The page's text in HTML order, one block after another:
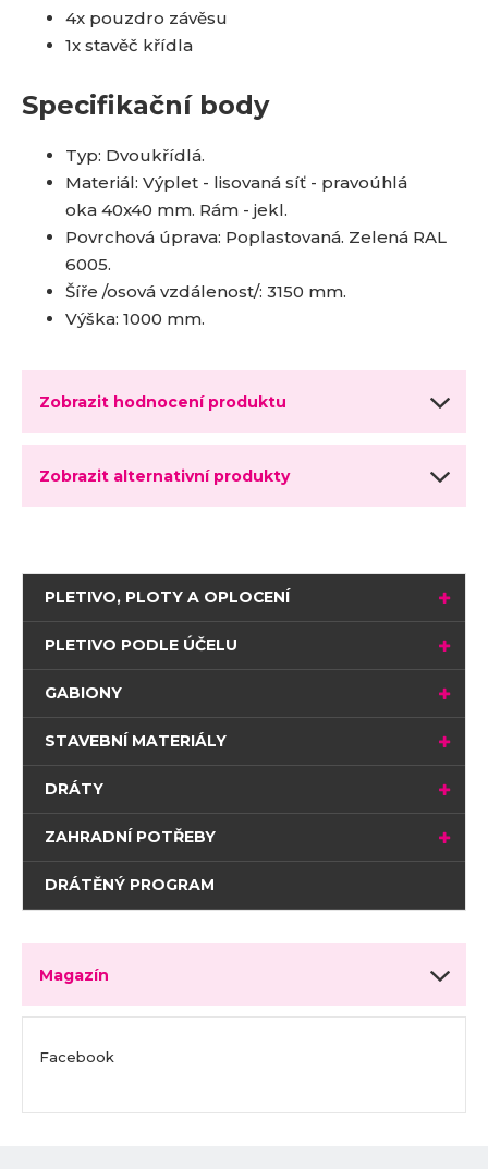
4x pouzdro závěsu
1x stavěč křídla
Specifikační body
Typ: Dvoukřídlá.
Materiál: Výplet - lisovaná síť - pravoúhlá
oka 40x40 mm. Rám - jekl.
Povrchová úprava: Poplastovaná. Zelená RAL
6005.
Šíře /osová vzdálenost/: 3150 mm.
Výška: 1000 mm.
Zobrazit hodnocení produktu
Zobrazit alternativní produkty
PLETIVO, PLOTY A OPLOCENÍ
PLETIVO PODLE ÚČELU
GABIONY
STAVEBNÍ MATERIÁLY
DRÁTY
ZAHRADNÍ POTŘEBY
DRÁTĚNÝ PROGRAM
Magazín
Facebook